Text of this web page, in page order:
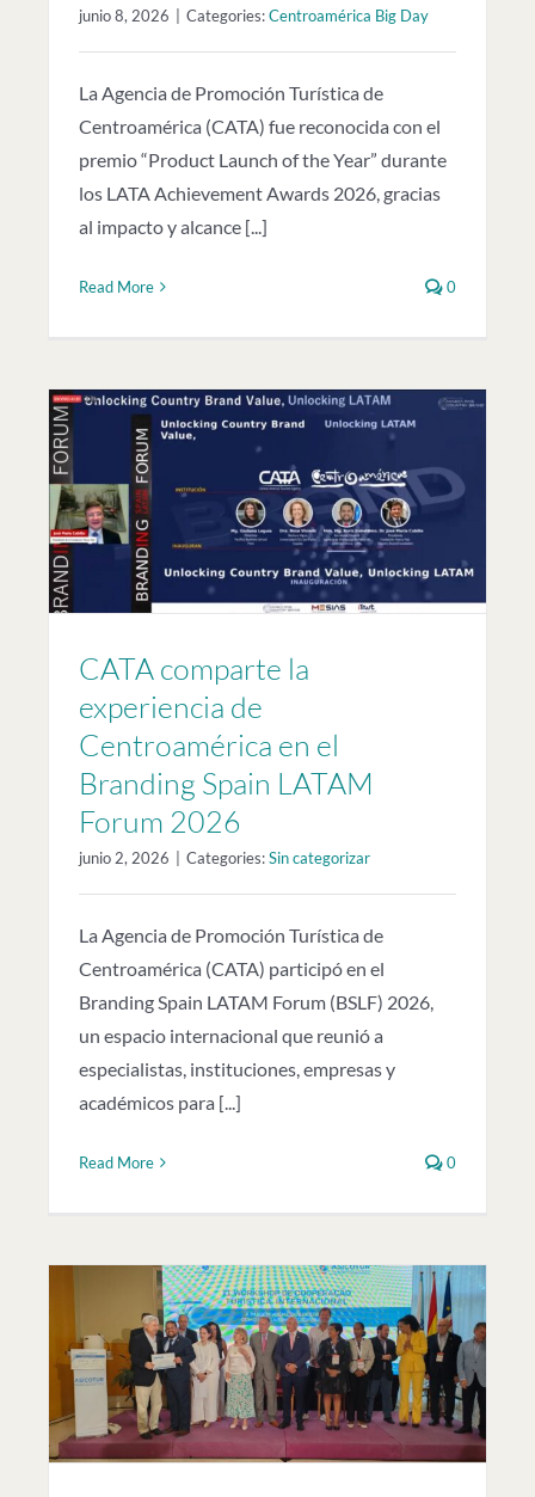
junio 8, 2026 | Categories:Centroamérica Big Day
La Agencia de Promoción Turística de
Centroamérica (CATA) fue reconocida con el
premio “Product Launch of the Year” durante
los LATA Achievement Awards 2026, gracias
al impacto y alcance [...]
Read More 0
CATA comparte la
experiencia de
Centroamérica en el
Branding Spain LATAM
Forum 2026
junio 2, 2026 Categories:Sin categorizar
La Agencia de Promoción Turística de
Centroamérica (CATA) participó en el
Branding Spain LATAM Forum (BSLF) 2026,
un espacio internacional que reunió a
especialistas, instituciones, empresas y
académicos para [...]
Read More 0